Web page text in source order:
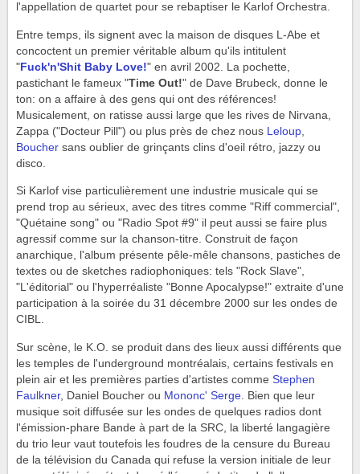
l'appellation de quartet pour se rebaptiser le Karlof Orchestra.
Entre temps, ils signent avec la maison de disques L-Abe et
concoctent un premier véritable album qu'ils intitulent
" Fuck'n'Shit Baby Love!" en avril 2002. La pochette,
pastichant le fameux "Time Out!" de Dave Brubeck, donne le
ton: on a affaire à des gens qui ont des références!
Musicalement, on ratisse aussi large que les rives de Nirvana,
Zappa ("Docteur Pill") ou plus près de chez nous
Leloup
Boucher sans oublier de grinçants clins d'oeil rétro, jazzy ou
disco.
Si Karlof vise particulièrement une industrie musicale qui se
prend trop au sérieux, avec des titres comme "Riff commercial",
"Quétaine song" ou "Radio Spot #9" il peut aussi se faire plus
agressif comme sur la chanson-titre. Construit de façon
anarchique, l'album présente pêle-mêle chansons, pastiches de
textes ou de sketches radiophoniques: tels "Rock Slave",
"L'éditorial" ou l'hyperréaliste "Bonne Apocalypse!" extraite d'une
participation à la soirée du 31 décembre 2000 sur les ondes de
CIBL.
Sur scène, le K.O. se produit dans des lieux aussi différents que
les temples de l'underground montréalais, certains festivals en
plein air et les premières parties d'artistes comme Stephen
Faulkner, Daniel Boucher ou Mononc' Serge . Bien que leur
musique soit diffusée sur les ondes de quelques radios dont
l'émission-phare Bande à part de la SRC, la liberté langagière
du trio leur vaut toutefois les foudres de la censure du Bureau
de la télévision du Canada qui refuse la version initiale de leur